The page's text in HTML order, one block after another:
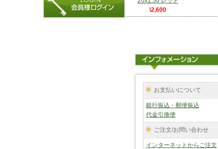
\2,600
お支払いについて
銀行振込・郵便振込
代金引換便
ご注文/お問い合わせ
インターネットからご注文